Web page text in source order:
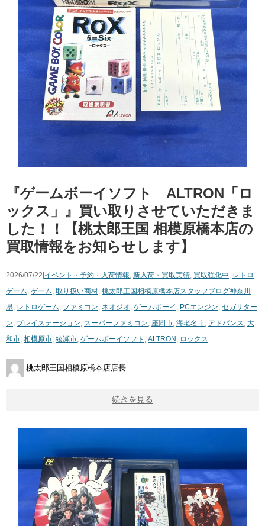
『ゲームボーイソフト ALTRON「​ロ
ックス」』買い取りさせていただきま
した！！【桃太郎王国 相模原橋本店の
買取情報をお知らせします】
2026/07/22|イベント・予約・入荷情報 新入荷・買取実績 買取強化中 レトロ
ゲーム ゲーム 取り扱い商材 桃太郎王国相模原橋本店スタッフブログ神奈川
県 レトロゲーム ファミコン ネオジオ ゲームボーイ PCエンジン セガサター
ン プレイステーション スーパーファミコン 座間市 海老名市 アドバンス 大
和市 相模原市 綾瀬市 ゲームボーイソフト ALTRON ロックス
桃太郎王国相模原橋本店店長
続きを見る